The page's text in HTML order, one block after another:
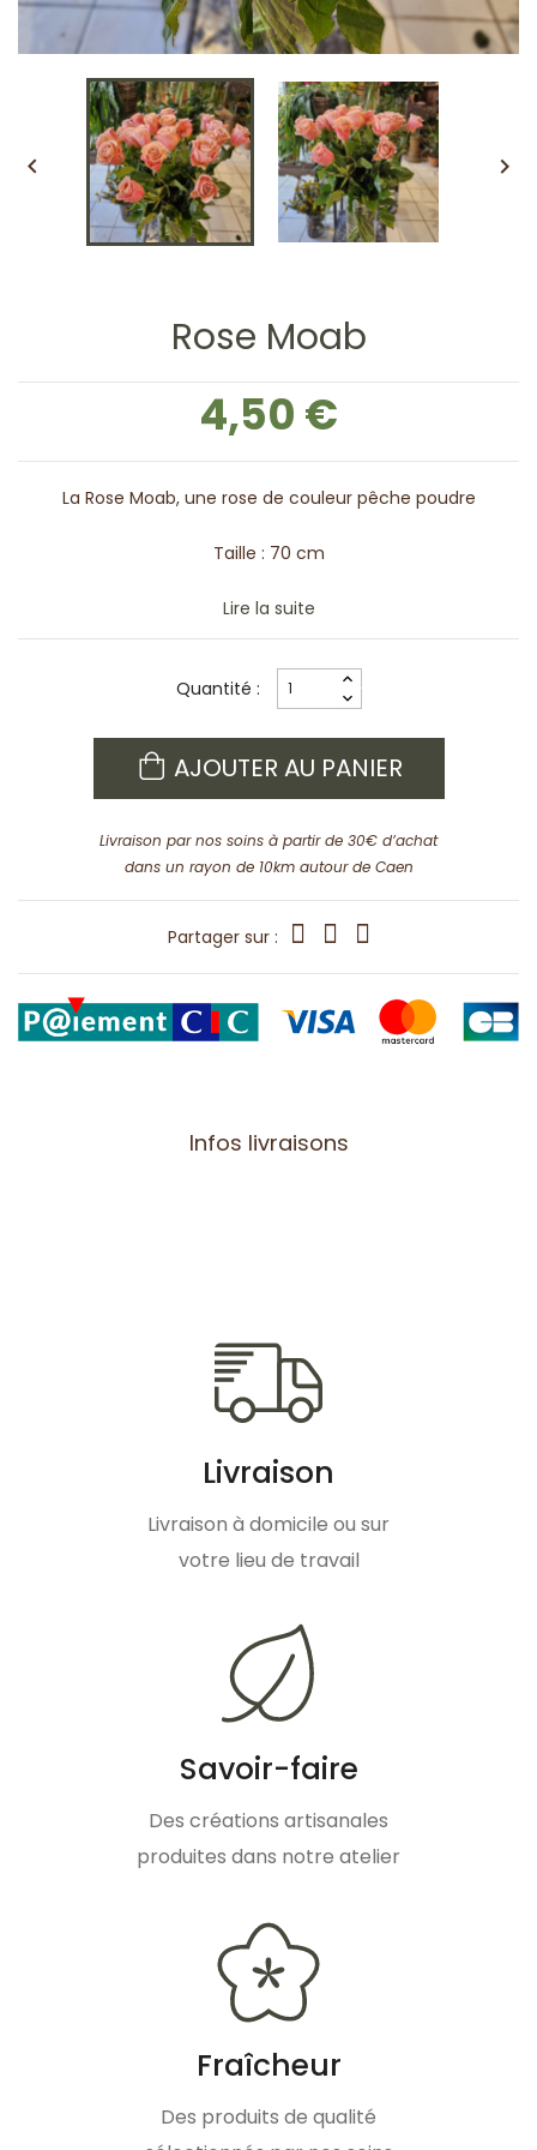
 
Rose Moab
4,50 €
La Rose Moab, une rose de couleur pêche poudre
Taille : 70 cm
Lire la suite
Quantité :
AJOUTER AU PANIER
Livraison par nos soins à partir de 30€ d’achat
dans un rayon de 10km autour de Caen
Partager sur :
Infos livraisons
Livraison
Livraison à domicile ou sur
votre lieu de travail
Savoir-faire
Des créations artisanales
produites dans notre atelier
Fraîcheur
Des produits de qualité